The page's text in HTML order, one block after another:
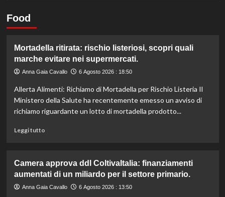
Food
Mortadella ritirata: rischio listeriosi, scopri quali
marche evitare nei supermercati.
Anna Gaia Cavallo 6 Agosto 2026 : 18:50
Allerta Alimenti: Richiamo di Mortadella per Rischio Listeria Il
Ministero della Salute ha recentemente emesso un avviso di
richiamo riguardante un lotto di mortadella prodotto...
Leggi tuttoLeggi
Mortadella
ritirata:
rischio
Camera approva ddl ColtivaItalia: finanziamenti
aumentati di un miliardo per il settore primario.
Anna Gaia Cavallo 6 Agosto 2026 : 13:50